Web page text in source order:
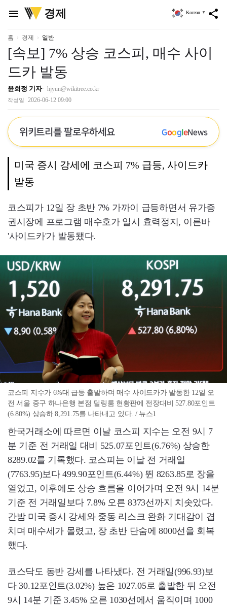
menu
위
키
리
경제 share
Korean ▼
홈 경제 일반
[속보] 7% 상승 코스피, 매수 사이
드카 발동
윤희정 기자 hjyun@wikitree.co.kr
작성일 2026-06-12 09:00
위키트리를 팔로우하세요 GoogleNews
미국 증시 강세에 코스피 7% 급등, 사이드카
발동
코스피가 12일 장 초반 7% 가까이 급등하면서 유가증
권시장에 프로그램 매수호가 일시 효력정지, 이른바
'사이드카'가 발동됐다.
코스피 지수가 6%대 급등 출발하며 매수 사이드카가 발동한 12일 오
전 서울 중구 하나은행 본점 딜링룸 현황판에 전장대비 527.80포인트
(6.80%) 상승하 8,291.75를 나타내고 있다. / 뉴스1
한국거래소에 따르면 이날 코스피 지수는 오전 9시 7
분 기준 전 거래일 대비 525.07포인트(6.76%) 상승한
8289.02를 기록했다. 코스피는 이날 전 거래일
(7763.95)보다 499.90포인트(6.44%) 뛴 8263.85로 장을
열었고, 이후에도 상승 흐름을 이어가며 오전 9시 14분
기준 전 거래일보다 7.8% 오른 8373선까지 치솟았다.
간밤 미국 증시 강세와 중동 리스크 완화 기대감이 겹
치며 매수세가 몰렸고, 장 초반 단숨에 8000선을 회복
했다.
코스닥도 동반 강세를 나타냈다. 전 거래일(996.93)보
다 30.12포인트(3.02%) 높은 1027.05로 출발한 뒤 오전
9시 14분 기준 3.45% 오른 1030선에서 움직이며 1000